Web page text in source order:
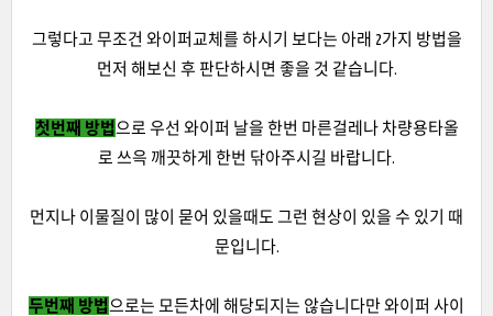
그렇다고 무조건 와이퍼교체를 하시기 보다는 아래 2가지 방법을
먼저 해보신 후 판단하시면 좋을 것 같습니다.
첫번째 방법으로 우선 와이퍼 날을 한번 마른걸레나 차량용타올
로 쓰윽 깨끗하게 한번 닦아주시길 바랍니다.
먼지나 이물질이 많이 묻어 있을때도 그런 현상이 있을 수 있기 때
문입니다.
두번째 방법으로는 모든차에 해당되지는 않습니다만 와이퍼 사이